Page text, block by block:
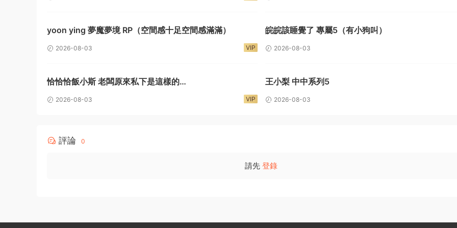
yoon ying 夢魔夢境 RP（空間感十足空間感滿滿）
2026-08-03 VIP
皖皖該睡覺了 專屬5（有小狗叫）
2026-08-03
恰恰恰飯小斯 老闆原來私下是這樣的…
2026-08-03 VIP
王小梨 中中系列5
2026-08-03
評論 0
請先 登錄